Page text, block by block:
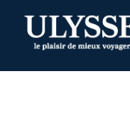
TEST